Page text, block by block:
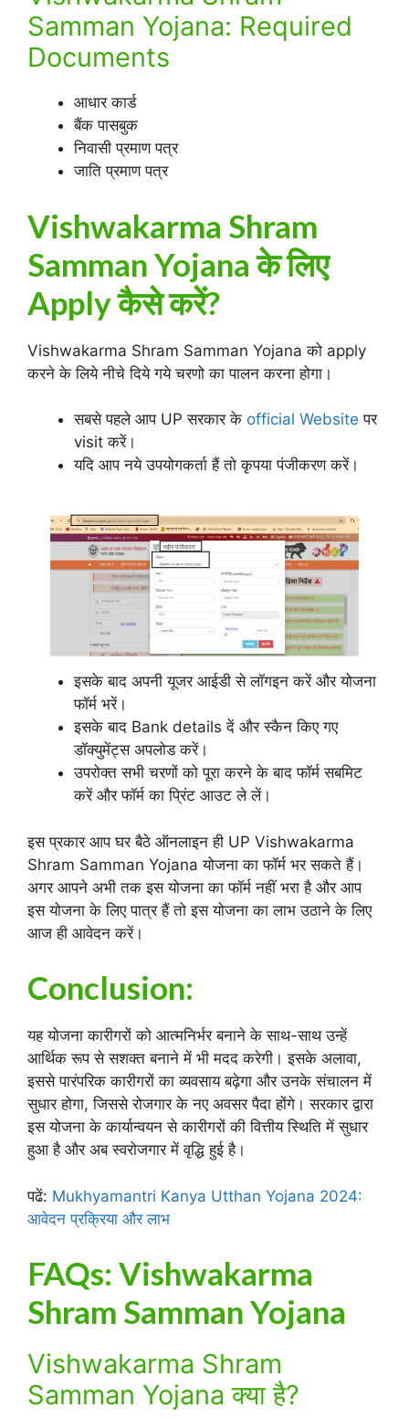
Samman Yojana: Required
Documents
आधार कार्ड
बैंक पासबुक
निवासी प्रमाण पत्र
जाति प्रमाण पत्र
Vishwakarma Shram
Samman Yojana के लिए
Apply कैसे करें?
Vishwakarma Shram Samman Yojana को apply
करने के लिये नीचे दिये गये चरणो का पालन करना होगा।
सबसे पहले आप UP सरकार के official Website पर
visit करें।
यदि आप नये उपयोगकर्ता हैं तो कृपया पंजीकरण करें।
इसके बाद अपनी यूजर आईडी से लॉगइन करें और योजना
फॉर्म भरें।
इसके बाद Bank details दें और स्कैन किए गए
डॉक्युमेंट्स अपलोड करें।
उपरोक्त सभी चरणों को पूरा करने के बाद फॉर्म सबमिट
करें और फॉर्म का प्रिंट आउट ले लें।
इस प्रकार आप घर बैठे ऑनलाइन ही UP Vishwakarma
Shram Samman Yojana योजना का फॉर्म भर सकते हैं।
अगर आपने अभी तक इस योजना का फॉर्म नहीं भरा है और आप
इस योजना के लिए पात्र हैं तो इस योजना का लाभ उठाने के लिए
आज ही आवेदन करें।
Conclusion:
यह योजना कारीगरों को आत्मनिर्भर बनाने के साथ-साथ उन्हें
आर्थिक रूप से सशक्त बनाने में भी मदद करेगी। इसके अलावा,
इससे पारंपरिक कारीगरों का व्यवसाय बढ़ेगा और उनके संचालन में
सुधार होगा, जिससे रोजगार के नए अवसर पैदा होंगे। सरकार द्वारा
इस योजना के कार्यान्वयन से कारीगरों की वित्तीय स्थिति में सुधार
हुआ है और अब स्वरोजगार में वृद्धि हुई है।
पढें: Mukhyamantri Kanya Utthan Yojana 2024:
आवेदन प्रक्रिया और लाभ
FAQs: Vishwakarma
Shram Samman Yojana
Vishwakarma Shram
Samman Yojana क्या है?